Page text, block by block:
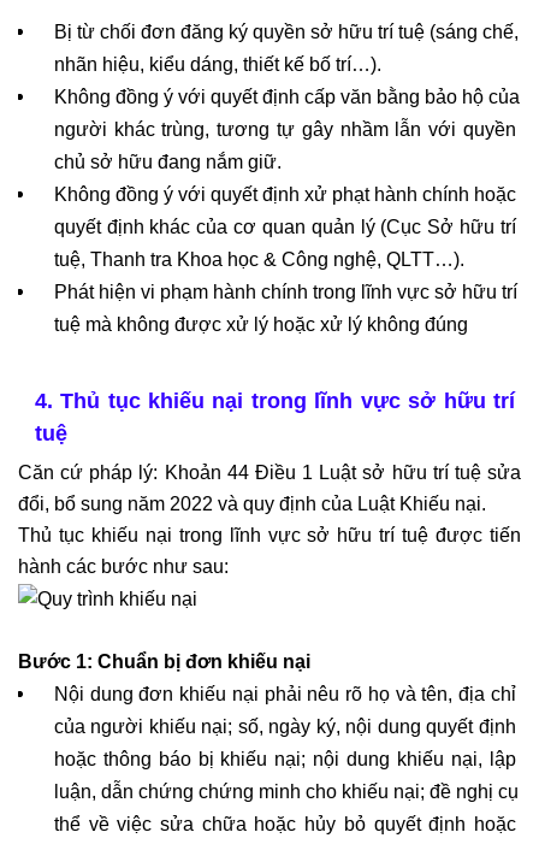
Bị từ chối đơn đăng ký quyền sở hữu trí tuệ (sáng chế,
nhãn hiệu, kiểu dáng, thiết kế bố trí…).
Không đồng ý với quyết định cấp văn bằng bảo hộ của
người khác trùng, tương tự gây nhầm lẫn với quyền
chủ sở hữu đang nắm giữ.
Không đồng ý với quyết định xử phạt hành chính hoặc
quyết định khác của cơ quan quản lý (Cục Sở hữu trí
tuệ, Thanh tra Khoa học & Công nghệ, QLTT…).
Phát hiện vi phạm hành chính trong lĩnh vực sở hữu trí
tuệ mà không được xử lý hoặc xử lý không đúng
4. Thủ tục khiếu nại trong lĩnh vực sở hữu trí
tuệ
Căn cứ pháp lý: Khoản 44 Điều 1 Luật sở hữu trí tuệ sửa
đổi, bổ sung năm 2022 và quy định của Luật Khiếu nại.
Thủ tục khiếu nại trong lĩnh vực sở hữu trí tuệ được tiến
hành các bước như sau:
Bước 1: Chuẩn bị đơn khiếu nại
Nội dung đơn khiếu nại phải nêu rõ họ và tên, địa chỉ
của người khiếu nại; số, ngày ký, nội dung quyết định
hoặc thông báo bị khiếu nại; nội dung khiếu nại, lập
luận, dẫn chứng chứng minh cho khiếu nại; đề nghị cụ
thể về việc sửa chữa hoặc hủy bỏ quyết định hoặc